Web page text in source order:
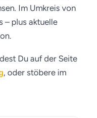
Im Umkreis von
– plus aktuelle
Du auf der Seite
, oder stöbere im